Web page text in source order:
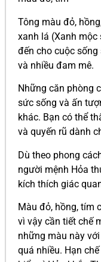
Tông màu đỏ,
xanh lá (Xanh
đến cho cuộc
và nhiều đam mê.
Những căn phòng
sức sống và ấn
khác. Bạn có thể
và quyến rũ dành
Dù theo phong
người mệnh Hỏa
kích thích giác
Màu đỏ, hồng, tím
vì vậy cần tiết chế
những màu này
quá nhiều. Hạn